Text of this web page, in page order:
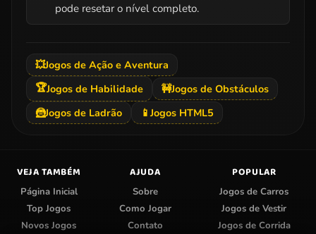
pode resetar o nível completo.
💥Jogos de Ação e Aventura
🏆Jogos de Habilidade 🚧Jogos de Obstáculos
🦹Jogos de Ladrão 📱 Jogos HTML5
VEJA TAMBÉM
Página Inicial
Top Jogos
Novos Jogos
AJUDA
Sobre
Como Jogar
Contato
POPULAR
Jogos de Carros
Jogos de Vestir
Jogos de Corrida